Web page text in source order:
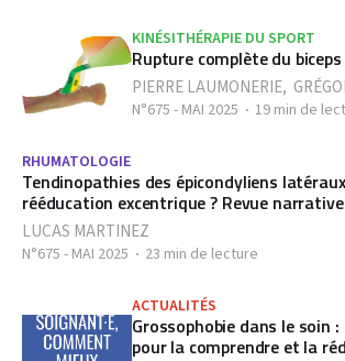
KINÉSITHÉRAPIE DU SPORT
Rupture complète du
PIERRE LAUMONERIE,
N°675 - MAI 2025 19 min de
RHUMATOLOGIE
Tendinopathies des épicondyliens
rééducation excentrique ? Revue
LUCAS MARTINEZ
N°675 - MAI 2025 23 min de lecture
ACTUALITÉS
Grossophobie dans le soin
pour la comprendre et la